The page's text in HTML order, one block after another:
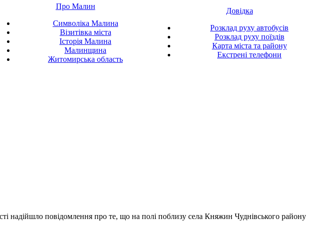
Про Малин
Символіка Малина
Візитівка міста
Історія Малина
Малинщина
Житомирська область
Довідка
Розклад руху автобусів
Розклад руху поїздів
Карта міста та району
Екстрені телефони
надійшло повідомлення про те, що на полі поблизу села Княжин Чуднівського району